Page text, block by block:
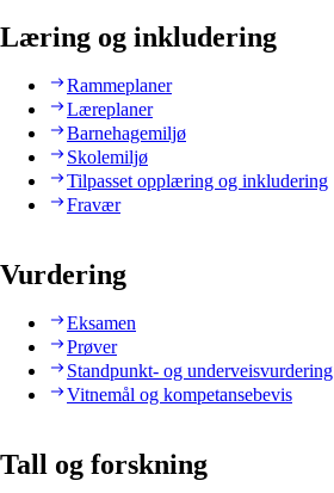
Læring og inkludering
Rammeplaner
Læreplaner
Barnehagemiljø
Skolemiljø
Tilpasset opplæring og inkludering
Fravær
Vurdering
Eksamen
Prøver
Standpunkt- og underveisvurdering
Vitnemål og kompetansebevis
Tall og forskning